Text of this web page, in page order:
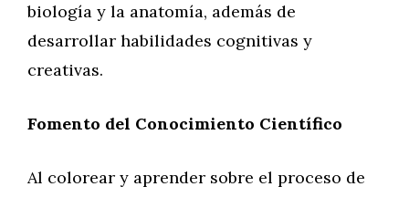
biología y la anatomía, además de
desarrollar habilidades cognitivas y
creativas.
Fomento del Conocimiento Científico
Al colorear y aprender sobre el proceso de